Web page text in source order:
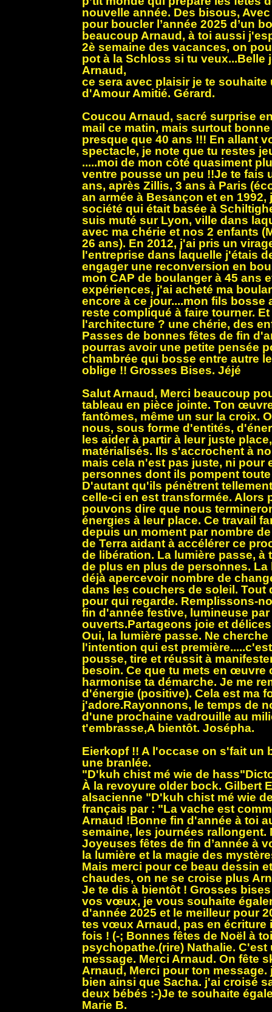
nouvelle année. Des bisous,
pour boucler l’année 2025 d’un
beaucoup Arnaud, à toi aussi
2è semaine des vacances, on
pot à la Schloss si tu veux...Belle
Arnaud,
ce sera avec plaisir je te
d'Amour Amitié. Gérard.
Coucou Arnaud, sacré surprise
mail ce matin, mais surtout
presque que 40 ans !!! En allant
spectacle, je note que tu restes
.....moi de mon côté quasiment
ventre pousse un peu !!Je te fais
ans, après Zillis, 3 ans à Paris
an armée à Besançon et en
société qui était basée à
suis muté sur Lyon, ville dans
avec ma chérie et nos 2 enfants
26 ans). En 2012, j'ai pris un
l'entreprise dans laquelle j'étais
engager une reconversion en
mon CAP de boulanger à 45 ans
expériences, j'ai acheté ma
encore à ce jour....mon fils bosse
reste compliqué à faire tourner.
l'architecture ? une chérie, des
Passes de bonnes fêtes de fin
pourras avoir une petite pensée
chambrée qui bosse entre autre
oblige !! Grosses Bises. Jéjé
Salut Arnaud, Merci beaucoup
tableau en pièce jointe. Ton
fantômes, même un sur la croix.
nous, sous forme d'entités,
les aider à partir à leur juste
matérialisés. Ils s'accrochent à
mais cela n'est pas juste, ni pour
personnes dont ils pompent
D'autant qu'ils pénètrent
celle-ci en est transformée. Alors
pouvons dire que nous
énergies à leur place. Ce travail
depuis un moment par nombre
de Terra aidant à accélérer ce
de libération. La lumière passe, à
de plus en plus de personnes.
déjà apercevoir nombre de
dans les couchers de soleil. Tout
pour qui regarde. Remplissons-
fin d'année festive, lumineuse
ouverts.Partageons joie et
Oui, la lumière passe. Ne
l'intention qui est
pousse, tire et réussit à
besoin. Ce que tu mets en œuvre
harmonise ta démarche. Je me
d'énergie (positive). Cela est ma
j'adore.Rayonnons, le temps de
d'une prochaine vadrouille au
t'embrasse,A bientôt. Josépha.
Eierkopf !! A l'occase on s'fait un
une branlée.
"D'kuh chist mé wie de
À la revoyure older bock. Gilbert
alsacienne "D'kuh chist mé wie
français par : "La vache est
Arnaud !Bonne fin d'année à toi
semaine, les journées rallongent.
Joyeuses fêtes de fin d’année à
la lumière et la magie des
Mais merci pour ce beau dessin
chaudes, on ne se croise plus
Je te dis à bientôt ! Grosses
vos vœux, je vous souhaite
d'année 2025 et le meilleur pour
tes vœux Arnaud, pas en écriture
fois ! (-; Bonnes fêtes de Noël à
psychopathe.(rire) Nathalie. C'est
message. Merci Arnaud. On fête
Arnaud, Merci pour ton
bien ainsi que Sacha. j'ai croisé
deux bébés :-)Je te souhaite
Marie B.